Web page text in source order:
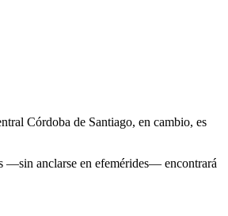
Córdoba de Santiago, en cambio, es
—sin anclarse en efemérides— encontrará